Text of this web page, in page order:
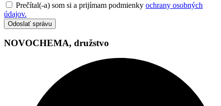
Prečítal(-a) som si a prijímam podmienky ochrany osobných
údajov.
Odoslať správu
NOVOCHEMA, družstvo